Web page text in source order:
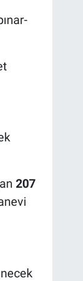
207